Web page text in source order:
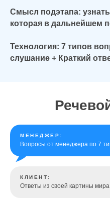
Смысл подэтапа:
которая в дальнейшем
Технология: 7 типов
слушание + Краткий
МЕНЕДЖЕР:
Вопросы от менеджера по 7
КЛИЕНТ:
Ответы из своей картины мира